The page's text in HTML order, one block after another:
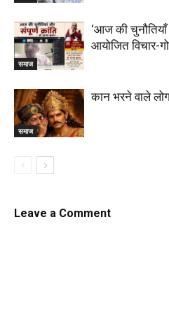
समाज
‘आज की चुनौतियाँ
आयोजित विचार-
समाज
कान भरने वाले
Leave a Comment